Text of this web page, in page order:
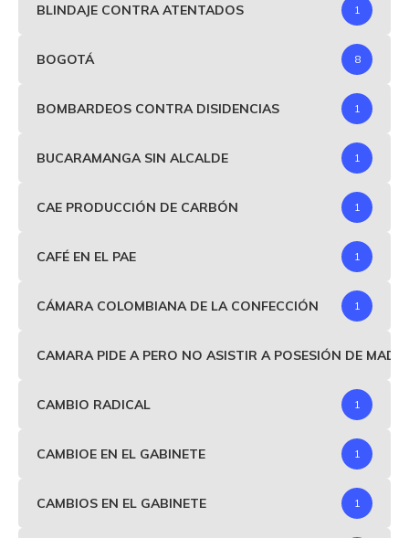
BLINDAJE CONTRA ATENTADOS 1
BOGOTÁ 8
BOMBARDEOS CONTRA DISIDENCIAS 1
BUCARAMANGA SIN ALCALDE 1
CAE PRODUCCIÓN DE CARBÓN 1
CAFÉ EN EL PAE 1
CÁMARA COLOMBIANA DE LA CONFECCIÓN 1
CAMARA PIDE A PERO NO ASISTIR A POSESIÓN DE
CAMBIO RADICAL 1
CAMBIOE EN EL GABINETE 1
CAMBIOS EN EL GABINETE 1